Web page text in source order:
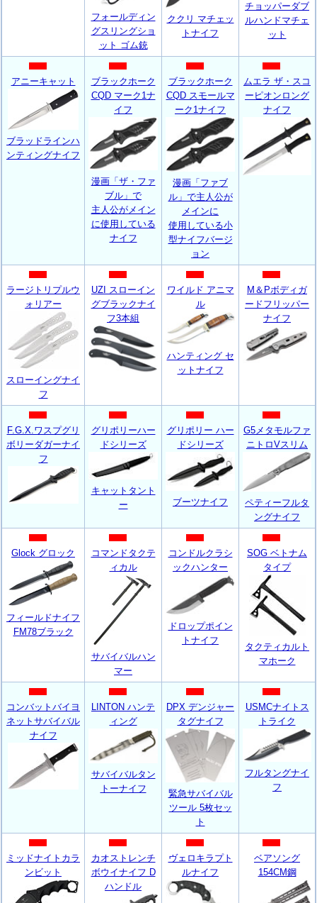
フォールディン
グスリングショ
ット ゴム銃
ククリ マチェッ
トナイフ
チョッパーダブ
ルハンドマチェ
ット
アニーキャット
ブラッドラインハ
ンティングナイフ
ブラックホーク
CQD マーク1ナ
イフ
漫画「ザ・ファ
ブル」で
主人公がメイン
に使用している
ナイフ
ブラックホーク
CQD スモールマ
ーク1ナイフ
漫画「ファブ
ル」で主人公が
メインに
使用している小
型ナイフバージ
ョン
ムエラ ザ・スコ
ーピオンロング
ナイフ
ラージトリプルウ
ォリアー
スローイングナイ
フ
UZI スローイン
グブラックナイ
フ3本組
ワイルド アニマ
ル
ハンティング セ
ットナイフ
M＆Pボディガ
ードフリッパー
ナイフ
F.G.X.ワスプグリ
ボリーダガーナイ
フ
グリポリーハー
ドシリーズ
キャットタント
ー
グリポリー ハー
ドシリーズ
ブーツナイフ
G5メタモルファ
ニトロVスリム
ペティーフルタ
ングナイフ
Glock グロック
フィールドナイフ
FM78ブラック
コマンドタクテ
ィカル
サバイバルハン
マー
コンドルクラシ
ックハンター
ドロップポイン
トナイフ
SOG ベトナム
タイプ
タクティカルト
マホーク
コンバットバイヨ
ネットサバイバル
ナイフ
LINTON ハンテ
ィング
サバイバルタン
トーナイフ
DPX デンジャー
タグナイフ
緊急サバイバル
ツール 5枚セッ
ト
USMCナイトス
トライク
フルタングナイ
フ
ミッドナイトカラ
ンビット
カオストレンチ
ボウイナイフ D
ハンドル
ヴェロキラプト
ルナイフ
ベアソング
154CM鋼